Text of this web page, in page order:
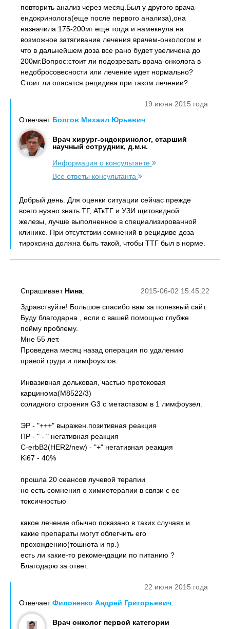
повторить анализ через месяц.Был у другого врача-
ендокринолога(еще после первого анализа),она
назначила 175-200мг еще тогда и намекнула на
возможное затягивание лечения врачем-онкологом и
что в дальнейшем доза все рано будет увеличена до
200мг.Вопрос:стоит ли подозревать врача-онколога в
недобросовесности или лечение идет нормально?
Стоит ли опасатся рецидива при таком лечении?
19 июня 2015 года
Отвечает Болгов Михаил Юрьевич:
Врач хирург-эндокринолог, старший
научный сотрудник, д.м.н.
Информация о консультанте
Все ответы консультанта
Добрый день. Для оценки ситуации сейчас прежде
всего нужно знать ТГ, АТкТГ и УЗИ щитовидной
железы, лучше выполненное в специализированной
клинике. При отсутствии сомнений в рецидиве доза
тироксина должна быть такой, чтобы ТТГ был в норме.
2015-06-02 15:45:22
Спрашивает Нина:
Здравствуйте! Большое спасибо вам за полезный сайт.
Буду благодарна , если с вашей помощью глубже
пойму проблему.
Мне 55 лет.
Проведена месяц назад операция по удалению
правой груди и лимфоузлов.
Инвазивная дольковая, частью протоковая
карцинома(М8522/3)
солидного строения G3 с метастазом в 1 лимфоузел.
ЭР - "+++" выражен.позитивная реакция
ПР - " - " негативная реакция
С-еrbB2(HER2/new) - "+" негативная реакция
Ki67 - 40%
прошла 20 сеансов лучевой терапии
но есть сомнения о химиотерапии в связи с ее
токсичностью
какое лечение обычно показано в таких случаях и
какие препараты могут облегчить его
прохождению(тошнота и пр.)
есть ли какие-то рекомендации по питанию ?
Благодарю за ответ.
22 июня 2015 года
ОтвечаетФилоненко Андрей Григорьевич:
Врач онколог первой категории